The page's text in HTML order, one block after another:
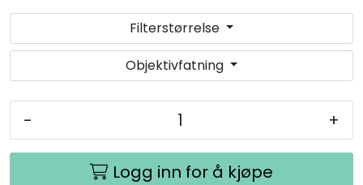
Filterstørrelse
Objektivfatning
- +
Logg inn for å kjøpe